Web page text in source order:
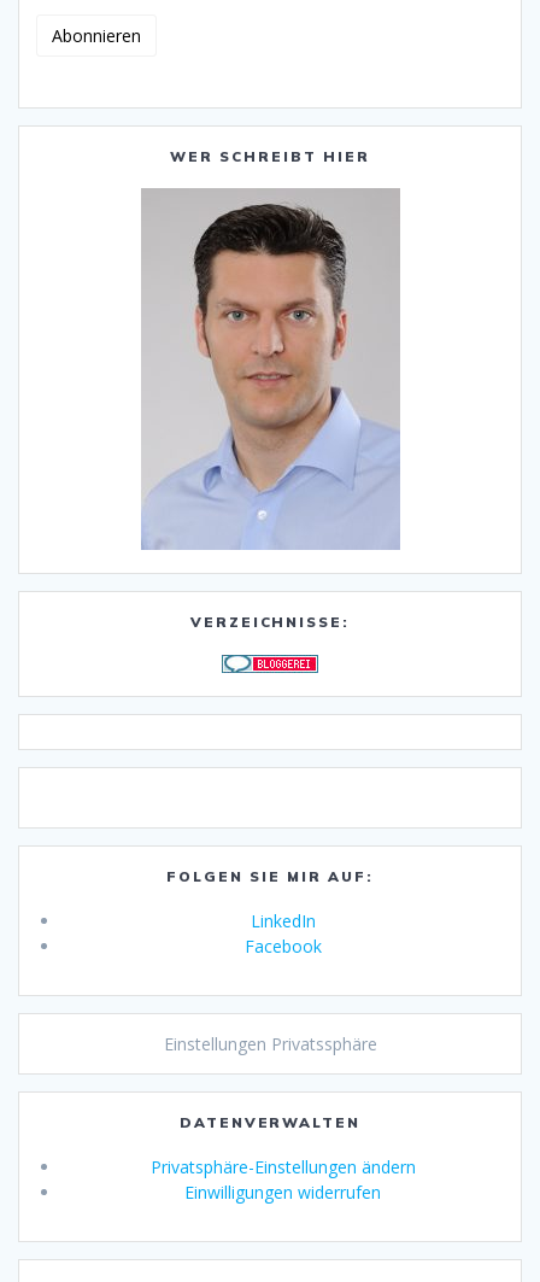
WER SCHREIBT HIER
VERZEICHNISSE:
FOLGEN SIE MIR AUF:
LinkedIn
Facebook
Einstellungen Privatssphäre
DATENVERWALTEN
Privatsphäre-Einstellungen ändern
Einwilligungen widerrufen